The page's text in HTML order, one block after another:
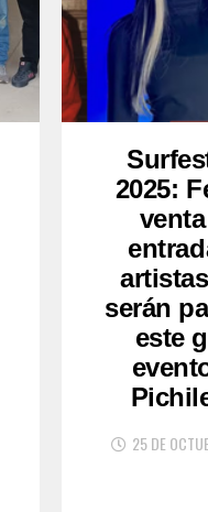
2025:
serán
este
25 DE